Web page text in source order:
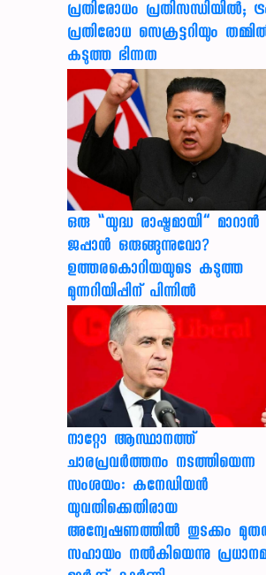
പ്രതിരോധം പ്രതിസന്ധിയിൽ;
പ്രതിരോധ സെക്രട്ടറിയും
കടുത്ത ഭിന്നത
ഒരു “യുദ്ധ രാഷ്ട്രമായി” മാറാൻ
ജപ്പാൻ ഒരുങ്ങുന്നുവോ?
ഉത്തരകൊറിയയുടെ കടുത്ത
മുന്നറിയിപ്പിന് പിന്നിൽ
നാറ്റോ ആസ്ഥാനത്ത്
ചാരപ്രവര്‍ത്തനം നടത്തിയെന്ന
സംശയം: കനേഡിയന്‍
യുവതിക്കെതിരായ
അന്വേഷണത്തില്‍ തുടക്കം
സഹായം നല്‍കിയെന്നു